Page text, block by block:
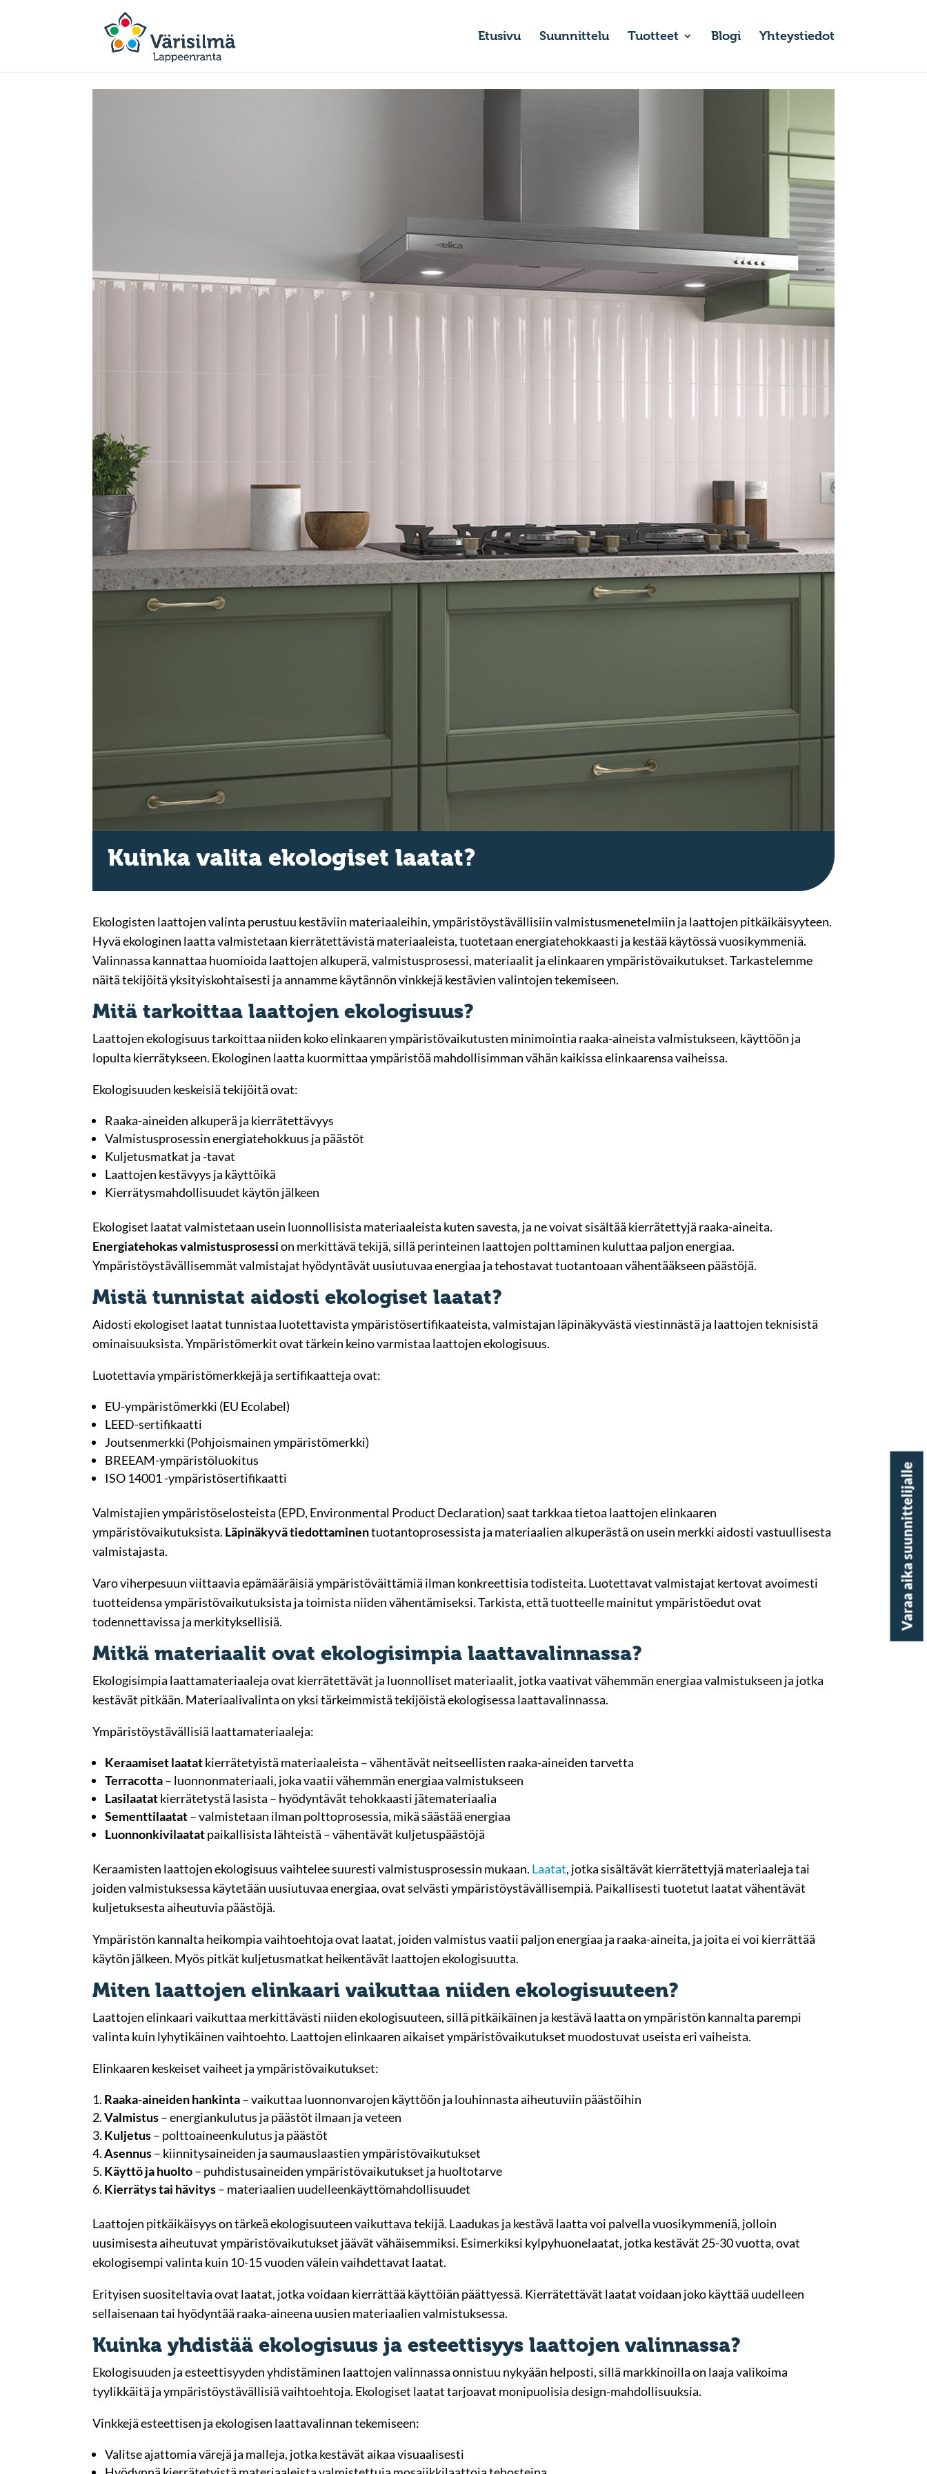
Etusivu Suunnittelu Tuotteet Blogi Yhteystiedot
Kuinka valita ekologiset laatat?
Ekologisten laattojen valinta perustuu kestäviin materiaaleihin, ympäristöystävällisiin valmistusmenetelmiin ja laattojen pitkäikäisyyteen.
Hyvä ekologinen laatta valmistetaan kierrätettävistä materiaaleista, tuotetaan energiatehokkaasti ja kestää käytössä vuosikymmeniä.
Valinnassa kannattaa huomioida laattojen alkuperä, valmistusprosessi, materiaalit ja elinkaaren ympäristövaikutukset. Tarkastelemme
näitä tekijöitä yksityiskohtaisesti ja annamme käytännön vinkkejä kestävien valintojen tekemiseen.
Mitä tarkoittaa laattojen ekologisuus?
Laattojen ekologisuus tarkoittaa niiden koko elinkaaren ympäristövaikutusten minimointia raaka-aineista valmistukseen, käyttöön ja
lopulta kierrätykseen. Ekologinen laatta kuormittaa ympäristöä mahdollisimman vähän kaikissa elinkaarensa vaiheissa.
Ekologisuuden keskeisiä tekijöitä ovat:
Raaka-aineiden alkuperä ja kierrätettävyys
Valmistusprosessin energiatehokkuus ja päästöt
Kuljetusmatkat ja -tavat
Laattojen kestävyys ja käyttöikä
Kierrätysmahdollisuudet käytön jälkeen
Ekologiset laatat valmistetaan usein luonnollisista materiaaleista kuten savesta, ja ne voivat sisältää kierrätettyjä raaka-aineita.
Energiatehokas valmistusprosession merkittävä tekijä, sillä perinteinen laattojen polttaminen kuluttaa paljon energiaa.
Ympäristöystävällisemmät valmistajat hyödyntävät uusiutuvaa energiaa ja tehostavat tuotantoaan vähentääkseen päästöjä.
Mistä tunnistat aidosti ekologiset laatat?
Aidosti ekologiset laatat tunnistaa luotettavista ympäristösertifikaateista, valmistajan läpinäkyvästä viestinnästä ja laattojen teknisistä
ominaisuuksista. Ympäristömerkit ovat tärkein keino varmistaa laattojen ekologisuus.
Luotettavia ympäristömerkkejä ja sertifikaatteja ovat:
EU-ympäristömerkki (EU Ecolabel)
LEED-sertifikaatti
Joutsenmerkki (Pohjoismainen ympäristömerkki)
BREEAM-ympäristöluokitus
ISO 14001 -ympäristösertifikaatti
Valmistajien ympäristöselosteista (EPD, Environmental Product Declaration) saat tarkkaa tietoa laattojen elinkaaren
ympäristövaikutuksista. Läpinäkyvä tiedottaminentuotantoprosessista ja materiaalien alkuperästä on usein merkki aidosti vastuullisesta
valmistajasta.
Varo viherpesuun viittaavia epämääräisiä ympäristöväittämiä ilman konkreettisia todisteita. Luotettavat valmistajat kertovat avoimesti
tuotteidensa ympäristövaikutuksista ja toimista niiden vähentämiseksi. Tarkista, että tuotteelle mainitut ympäristöedut ovat
todennettavissa ja merkityksellisiä.
Mitkä materiaalit ovat ekologisimpia laattavalinnassa?
Ekologisimpia laattamateriaaleja ovat kierrätettävät ja luonnolliset materiaalit, jotka vaativat vähemmän energiaa valmistukseen ja jotka
kestävät pitkään. Materiaalivalinta on yksi tärkeimmistä tekijöistä ekologisessa laattavalinnassa.
Ympäristöystävällisiä laattamateriaaleja:
Keraamiset laatatkierrätetyistä materiaaleista – vähentävät neitseellisten raaka-aineiden tarvetta
Terracotta– luonnonmateriaali, joka vaatii vähemmän energiaa valmistukseen
Lasilaatatkierrätetystä lasista – hyödyntävät tehokkaasti jätemateriaalia
Sementtilaatat– valmistetaan ilman polttoprosessia, mikä säästää energiaa
Luonnonkivilaatatpaikallisista lähteistä – vähentävät kuljetuspäästöjä
Keraamisten laattojen ekologisuus vaihtelee suuresti valmistusprosessin mukaan. Laatat, jotka sisältävät kierrätettyjä materiaaleja tai
joiden valmistuksessa käytetään uusiutuvaa energiaa, ovat selvästi ympäristöystävällisempiä. Paikallisesti tuotetut laatat vähentävät
kuljetuksesta aiheutuvia päästöjä.
Ympäristön kannalta heikompia vaihtoehtoja ovat laatat, joiden valmistus vaatii paljon energiaa ja raaka-aineita, ja joita ei voi kierrättää
käytön jälkeen. Myös pitkät kuljetusmatkat heikentävät laattojen ekologisuutta.
Miten laattojen elinkaari vaikuttaa niiden ekologisuuteen?
Laattojen elinkaari vaikuttaa merkittävästi niiden ekologisuuteen, sillä pitkäikäinen ja kestävä laatta on ympäristön kannalta parempi
valinta kuin lyhytikäinen vaihtoehto. Laattojen elinkaaren aikaiset ympäristövaikutukset muodostuvat useista eri vaiheista.
Elinkaaren keskeiset vaiheet ja ympäristövaikutukset:
Raaka-aineiden hankinta– vaikuttaa luonnonvarojen käyttöön ja louhinnasta aiheutuviin päästöihin
Valmistus– energiankulutus ja päästöt ilmaan ja veteen
Kuljetus– polttoaineenkulutus ja päästöt
Asennus– kiinnitysaineiden ja saumauslaastien ympäristövaikutukset
Käyttö ja huolto– puhdistusaineiden ympäristövaikutukset ja huoltotarve
Kierrätys tai hävitys– materiaalien uudelleenkäyttömahdollisuudet
Laattojen pitkäikäisyys on tärkeä ekologisuuteen vaikuttava tekijä. Laadukas ja kestävä laatta voi palvella vuosikymmeniä, jolloin
uusimisesta aiheutuvat ympäristövaikutukset jäävät vähäisemmiksi. Esimerkiksi kylpyhuonelaatat, jotka kestävät 25-30 vuotta, ovat
ekologisempi valinta kuin 10-15 vuoden välein vaihdettavat laatat.
Erityisen suositeltavia ovat laatat, jotka voidaan kierrättää käyttöiän päättyessä. Kierrätettävät laatat voidaan joko käyttää uudelleen
sellaisenaan tai hyödyntää raaka-aineena uusien materiaalien valmistuksessa.
Kuinka yhdistää ekologisuus ja esteettisyys laattojen valinnassa?
Ekologisuuden ja esteettisyyden yhdistäminen laattojen valinnassa onnistuu nykyään helposti, sillä markkinoilla on laaja valikoima
tyylikkäitä ja ympäristöystävällisiä vaihtoehtoja. Ekologiset laatat tarjoavat monipuolisia design-mahdollisuuksia.
Vinkkejä esteettisen ja ekologisen laattavalinnan tekemiseen:
Valitse ajattomia värejä ja malleja, jotka kestävät aikaa visuaalisesti
Varaa aika suunnittelijalle